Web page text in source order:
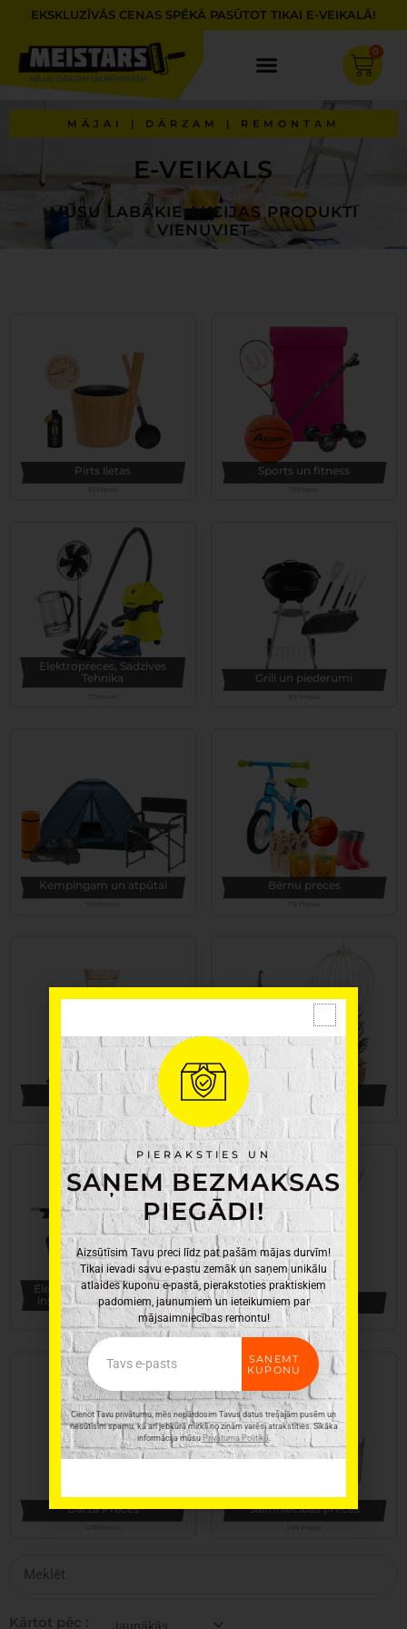
content
EKSKLUZĪVĀS CENAS SPĒKĀ PASŪTOT TIKAI E-VEIKALĀ!
0
Cart
MĀJAI | DĀRZAM | REMONTAM
E-VEIKALS
MŪSU LABĀKIE AKCIJAS PRODUKTI
VIENUVIET
Pirts lietas Sports un fitness
Elektropreces, Sadzīves
Tehnika
Grili un piederumi
Kempingam un atpūtai Bērnu preces
Apgaismojums Ziemassvētki
175 Preces
Elektroinstrumenti, rokas
instrumenti un furnitūra
345 Preces
Virtuves piederumi
331 Preces
Dārza Preces Saimniecības preces
PIERAKSTIES UN
SAŅEM BEZMAKSAS
PIEGĀDI!
Aizsūtīsim Tavu preci līdz pat pašām mājas durvīm!
Tikai ievadi savu e-pastu zemāk un saņem unikālu
atlaides kuponu e-pastā, pierakstoties praktiskiem
padomiem, jaunumiem un ieteikumiem par
mājsaimniecības remontu!
Email
SAŅEMT
KUPONU
Cienot Tavu privātumu, mēs nepārdosim Tavus datus trešajām pusēm un
nesūtīsim spamu, kā arī jebkurā mirklī no ziņām varēsi atrakstīties. Sīkāka
informācija mūsuPrivātuma Politikā.